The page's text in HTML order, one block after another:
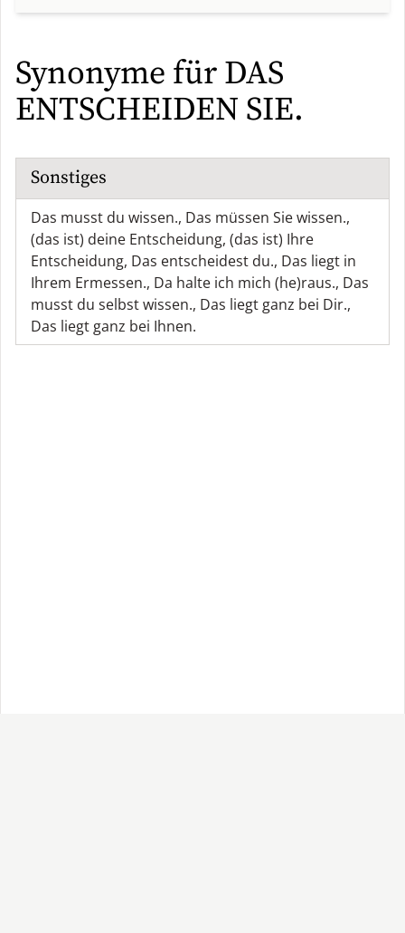
Synonyme für DAS
ENTSCHEIDEN SIE.
Sonstiges
Das musst du wissen., Das müssen Sie wissen.,
(das ist) deine Entscheidung, (das ist) Ihre
Entscheidung, Das entscheidest du., Das liegt in
Ihrem Ermessen., Da halte ich mich (he)raus., Das
musst du selbst wissen., Das liegt ganz bei Dir.,
Das liegt ganz bei Ihnen.